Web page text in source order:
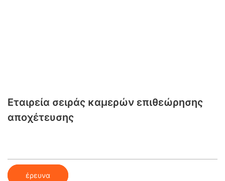
Εταιρεία σειράς καμερών επιθεώρησης
αποχέτευσης
έρευνα